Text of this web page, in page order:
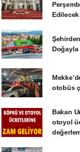
Edilecek
Doğayla
otobüs
Bakan
otoyol